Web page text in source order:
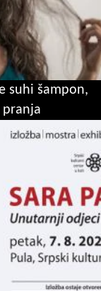
suhi šampon,
pranja